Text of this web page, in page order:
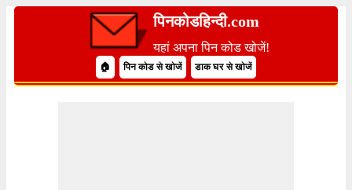
पिनकोडहिन्दी.com
यहां अपना पिन कोड खोजें!
🏠 पिन कोड से खोजें डाक घर से खोजें